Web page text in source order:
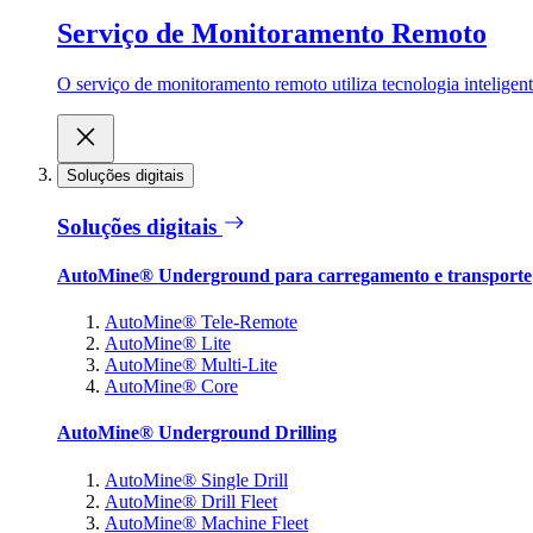
Serviço de Monitoramento Remoto
O serviço de monitoramento remoto utiliza tecnologia
Soluções digitais
Soluções digitais
AutoMine® Underground para carregamento e transporte
AutoMine® Tele-Remote
AutoMine® Lite
AutoMine® Multi-Lite
AutoMine® Core
AutoMine® Underground Drilling
AutoMine® Single Drill
AutoMine® Drill Fleet
AutoMine® Machine Fleet